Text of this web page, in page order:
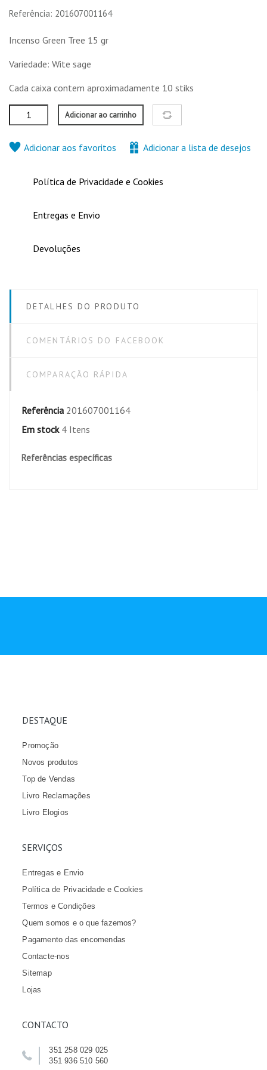
Referência: 201607001164
Incenso Green Tree 15 gr
Variedade: Wite sage
Cada caixa contem aproximadamente 10 stiks
Adicionar ao carrinho
Adicionar aos favoritos Adicionar a lista de desejos
Política de Privacidade e Cookies
Entregas e Envio
Devoluções
DETALHES DO PRODUTO
COMENTÁRIOS DO FACEBOOK
COMPARAÇÃO RÁPIDA
Referência 201607001164
Em stock 4 Itens
Referências específicas
2,00 € 2,00 €
Nenhuma característica para comparar
DESTAQUE
Promoção
Novos produtos
Top de Vendas
Livro Reclamações
Livro Elogios
SERVIÇOS
Entregas e Envio
Política de Privacidade e Cookies
Termos e Condições
Quem somos e o que fazemos?
Pagamento das encomendas
Contacte-nos
Sitemap
Lojas
CONTACTO
351 258 029 025
351 936 510 560